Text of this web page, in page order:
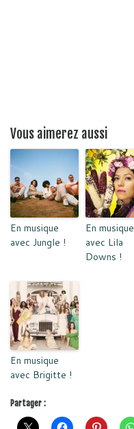
Vous aimerez aussi
En musique
avec Jungle !
En musique
avec Lila
Downs !
En musique
avec Brigitte !
Partager :